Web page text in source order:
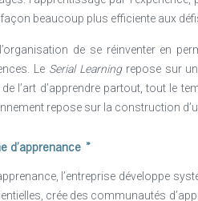
beaucoup plus efficiente aux
de se réinventer en
Le Serial Learning repose sur
l’art d’apprendre partout, tout le
repose sur la construction
d’apprenance »
l’entreprise développe
crée des communautés